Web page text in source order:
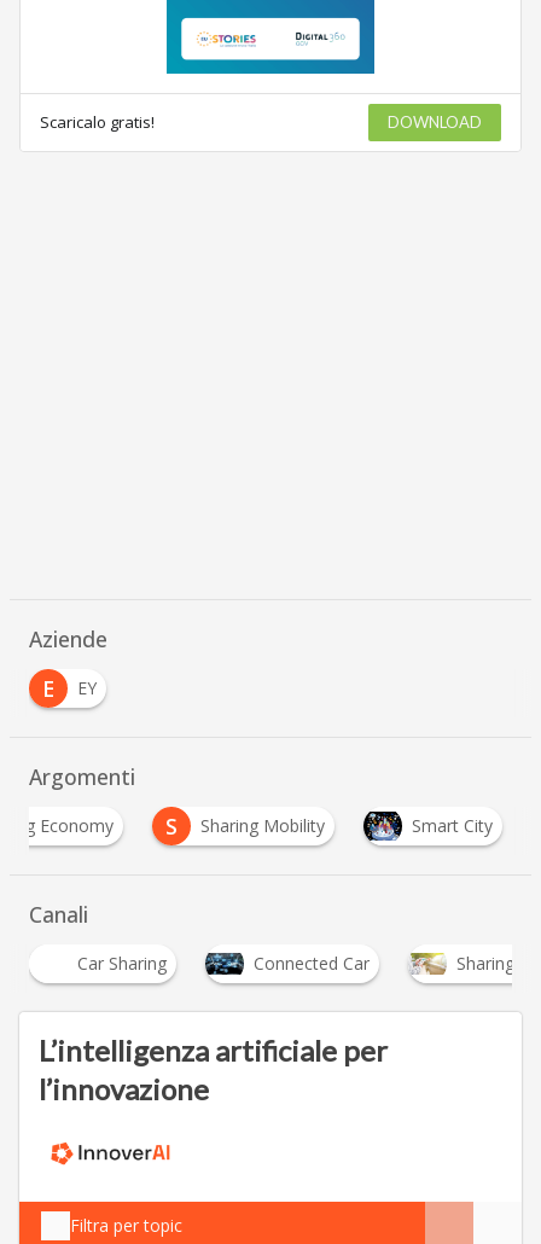
Scaricalo gratis! DOWNLOAD
Aziende
E
EY
Argomenti
Economy S Sharing Mobility Smart City
Canali
Car Sharing Connected Car Sharing
L’intelligenza artificiale per
l’innovazione
Filtra per topic